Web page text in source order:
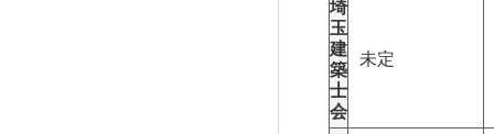
埼
玉
建
築
士
会
未定